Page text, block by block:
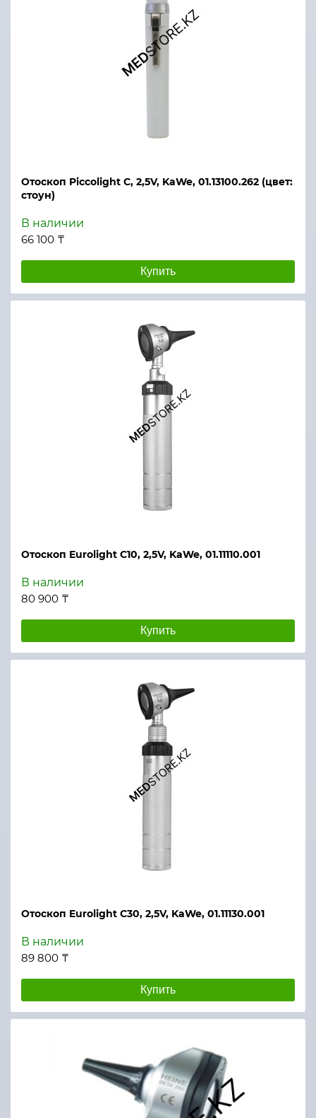
Отоскоп Piccolight C, 2,5V, KaWe, 01.13100.262 (цвет:
стоун)
В наличии
66 100 ₸
Купить
Отоскоп Eurolight С10, 2,5V, KaWe, 01.11110.001
В наличии
80 900 ₸
Купить
Отоскоп Eurolight С30, 2,5V, KaWe, 01.11130.001
В наличии
89 800 ₸
Купить